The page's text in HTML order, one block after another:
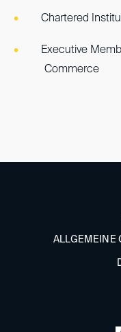
Chartered
Executive
Commerce
ALLGEMEINE